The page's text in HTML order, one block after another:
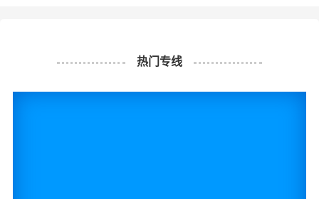
★ 由于货运运输比较特殊，请您托运之前仔细清点您所托
热门专线